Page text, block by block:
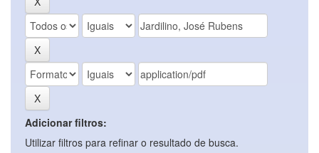
Adicionar filtros:
Utilizar filtros para refinar o resultado de busca.